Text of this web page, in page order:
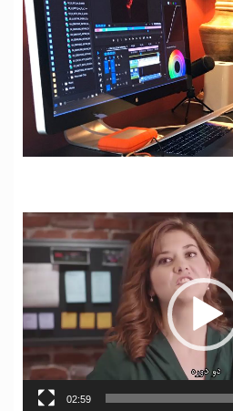
02:59